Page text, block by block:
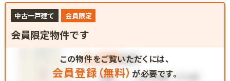
中古一戸建て 会員限定
会員限定物件です
この物件をご覧いただくには、
会員登録（無料） が必要です。